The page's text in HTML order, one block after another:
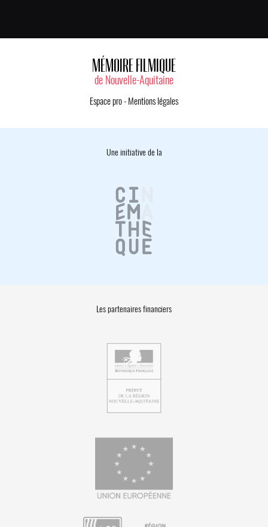
MÉMOIRE FILMIQUE
de Nouvelle-Aquitaine
Espace pro- Mentions légales
Une initiative de la
Les partenaires financiers